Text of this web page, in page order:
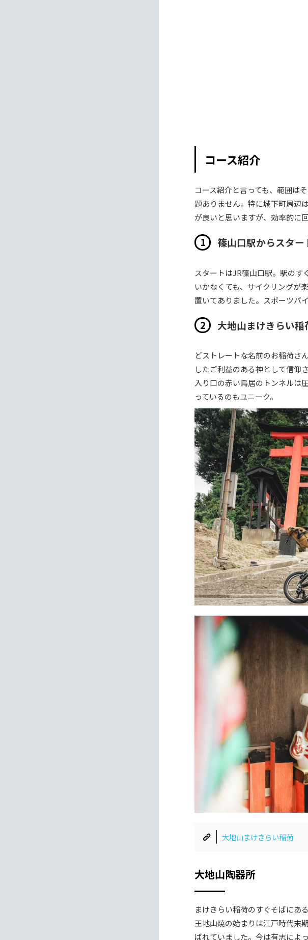
コース紹介
コース紹介と言っても、範囲は
題ありません。特に城下町周辺
が良いと思いますが、効率的に
篠山口駅からスター
スタートはJR篠山口駅。駅のす
いかなくても、サイクリングが
置いてありました。スポーツバ
大地山まけきらい稲
どストレートな名前のお稲荷さ
したご利益のある神として信仰
入り口の赤い鳥居のトンネルは
っているのもユニーク。
大地山まけきらい稲荷
大地山陶器所
まけきらい稲荷のすぐそばにあ
王地山焼の始まりは江戸時代末
ばれていました。今は有志によ